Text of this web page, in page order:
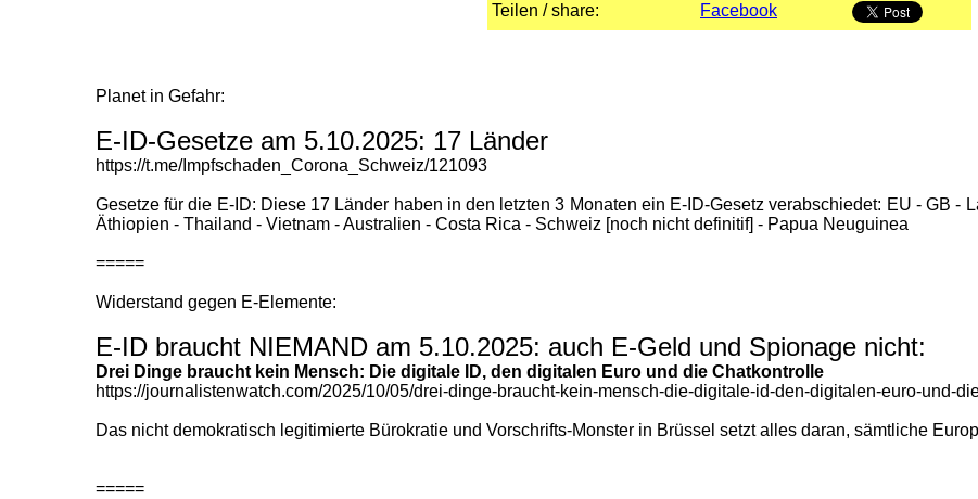
Teilen / share: Facebook
Planet in Gefahr:
E-ID-Gesetze am 5.10.2025: 17 Länder
https://t.me/Impfschaden_Corona_Schweiz/121093
Gesetze für die E-ID: Diese 17 Länder haben in den letzten 3 Monaten ein E-ID-Gesetz verabschiedet: EU - GB -
Äthiopien - Thailand - Vietnam - Australien - Costa Rica - Schweiz [noch nicht definitif] - Papua Neuguinea
=====
Widerstand gegen E-Elemente:
E-ID braucht NIEMAND am 5.10.2025: auch E-Geld und Spionage nicht:
Drei Dinge braucht kein Mensch: Die digitale ID, den digitalen Euro und die Chatkontrolle
https://journalistenwatch.com/2025/10/05/drei-dinge-braucht-kein-mensch-die-digitale-id-den-digitalen-euro-und-
Das nicht demokratisch legitimierte Bürokratie und Vorschrifts-Monster in Brüssel setzt alles daran, sämtliche
=====